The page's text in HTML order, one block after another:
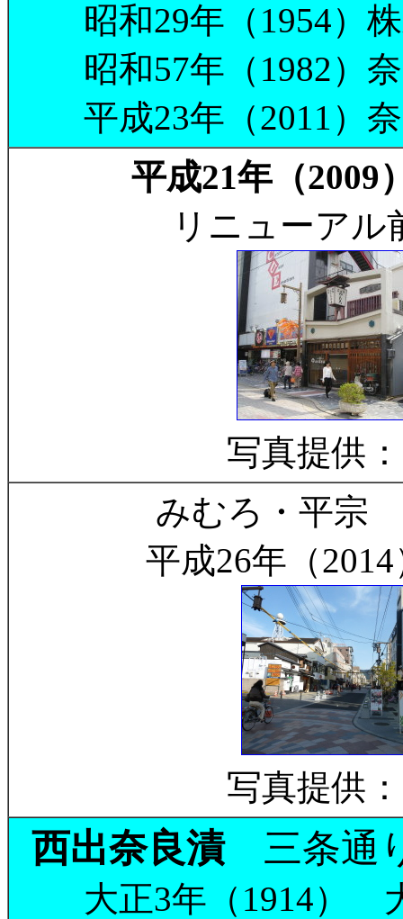
昭和29年（1954）株
昭和57年（1982）奈
平成23年（2011）奈
平成21年（2009
リニューアル
写真提供
みむろ・平宗
平成26年（
写真提供
西出奈良漬三条通
大正3年（1914） 大